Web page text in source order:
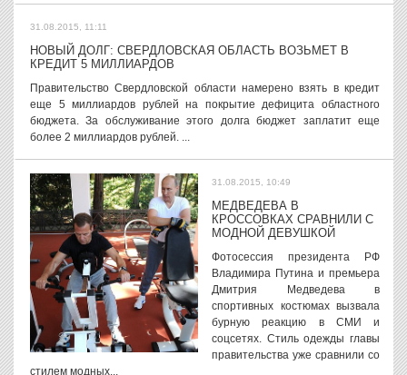
31.08.2015, 11:11
НОВЫЙ ДОЛГ: СВЕРДЛОВСКАЯ ОБЛАСТЬ ВОЗЬМЕТ В
КРЕДИТ 5 МИЛЛИАРДОВ
Правительство Свердловской области намерено взять в кредит
еще 5 миллиардов рублей на покрытие дефицита областного
бюджета. За обслуживание этого долга бюджет заплатит еще
более 2 миллиардов рублей. ...
31.08.2015, 10:49
МЕДВЕДЕВА В
КРОССОВКАХ СРАВНИЛИ С
МОДНОЙ ДЕВУШКОЙ
Фотосессия президента РФ
Владимира Путина и премьера
Дмитрия Медведева в
спортивных костюмах вызвала
бурную реакцию в СМИ и
соцсетях. Стиль одежды главы
правительства уже сравнили со
стилем модных...